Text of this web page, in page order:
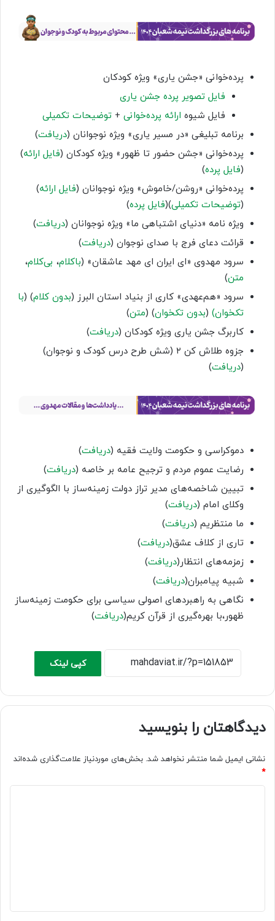
پرده‌خوانی «جشن یاری» ویژه کودکان
فایل تصویر پرده جشن یاری
فایل شیوه ارائه پرده‌خوانی + توضیحات تکمیلی
برنامه تبلیغی «در مسیر یاری» ویژه نوجوانان (دریافت)
پرده‌خوانی «جشن حضور تا ظهور» ویژه کودکان (فایل ارائه)
(فایل پرده)
پرده‌خوانی «روشن/خاموش» ویژه نوجوانان (فایل ارائه)
(توضیحات تکمیلی)(فایل پرده)
ویژه نامه «دنیای اشتباهی ما» ویژه نوجوانان (دریافت)
قرائت دعای فرج با صدای نوجوان (دریافت)
سرود مهدوی «ای ایران ای مهد عاشقان» (باکلام، بی‌کلام،
متن)
سرود «هم‌عهدی» کاری از بنیاد استان البرز (بدون کلام) (با
تکخوان) (بدون تکخوان) (متن)
کاربرگ جشن یاری ویژه کودکان (دریافت)
جزوه طلاش کن ۲ (شش طرح درس کودک و نوجوان)
(دریافت)
دموکراسی و حکومت ولایت فقیه (دریافت)
رضایت عموم مردم و ترجیح عامه بر خاصه (دریافت)
تبیین شاخصه‌های مدیر تراز دولت زمینه‌ساز با الگوگیری از
وکلای امام (دریافت)
ما منتظریم (دریافت)
تاری از کلاف عشق(دریافت)
زمزمه‌های انتظار(دریافت)
شبیه پیامبران(دریافت)
نگاهی به راهبردهای اصولی سیاسی برای حکومت زمینه‌ساز
ظهور،با بهره‌گیری از قرآن کریم(دریافت)
کپی لینک
دیدگاهتان را بنویسید
نشانی ایمیل شما منتشر نخواهد شد. بخش‌های موردنیاز علامت‌گذاری شده‌اند
*